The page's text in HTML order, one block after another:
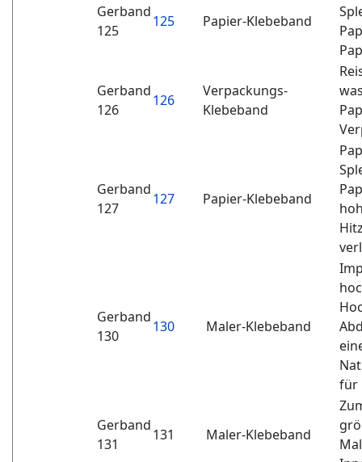
Gerband
125
125 Papier-Klebeband
Gerband
126
126
Verpackungs-
Klebeband
Gerband
127
127 Papier-Klebeband
Gerband
130
130 Maler-Klebeband
für
Gerband
131
131 Maler-Klebeband